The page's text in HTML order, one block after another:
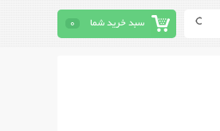
سبد خرید شما 0